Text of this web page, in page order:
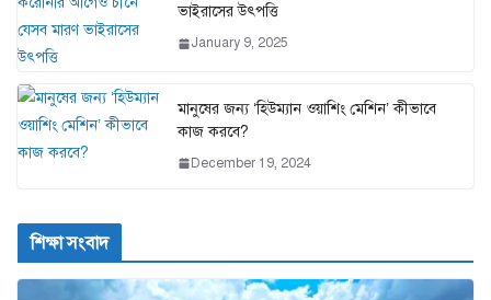
ভাইরাসের উৎপত্তি
January 9, 2025
মানুষের জন্য ‘হিউম্যান ওয়াশিং মেশিন’ কীভাবে
কাজ করবে?
December 19, 2024
শিক্ষা সংবাদ